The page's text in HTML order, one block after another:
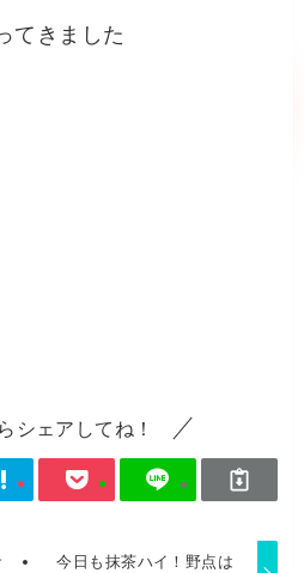
てきました
シェアしてね！
今日も抹茶ハイ！野点は